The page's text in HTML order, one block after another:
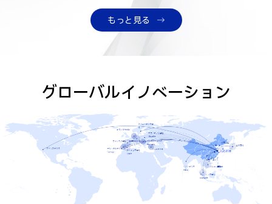
もっと見る
グローバルイノベーション